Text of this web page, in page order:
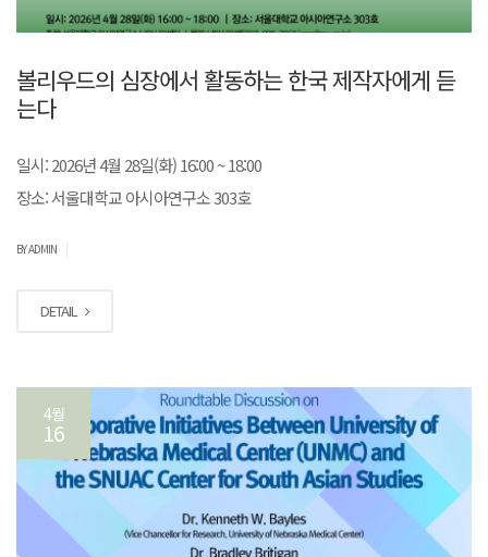
볼리우드의 심장에서 활동하는 한국 제작자에게 듣
는다
일시: 2026년 4월 28일(화) 16:00 ~ 18:00
장소: 서울대학교 아시아연구소 303호
BY ADMIN
DETAIL
4월
16